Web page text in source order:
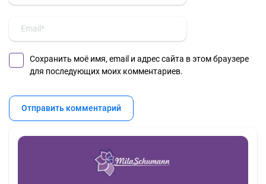
Сохранить моё имя, email и адрес сайта в этом браузере
для последующих моих комментариев.